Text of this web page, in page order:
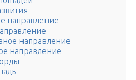
направление
направление
направление